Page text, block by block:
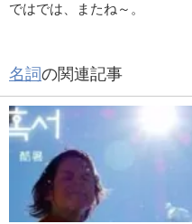
ではでは、またね～。
名詞の関連記事